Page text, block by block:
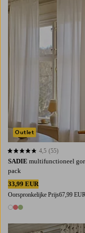
SADIE multifunctioneel
pack
33,99 EUR
Oorspronkelijke Prijs67,99
3 kleuren
4,5 op basis van 55
4,5 (55)
Outlet